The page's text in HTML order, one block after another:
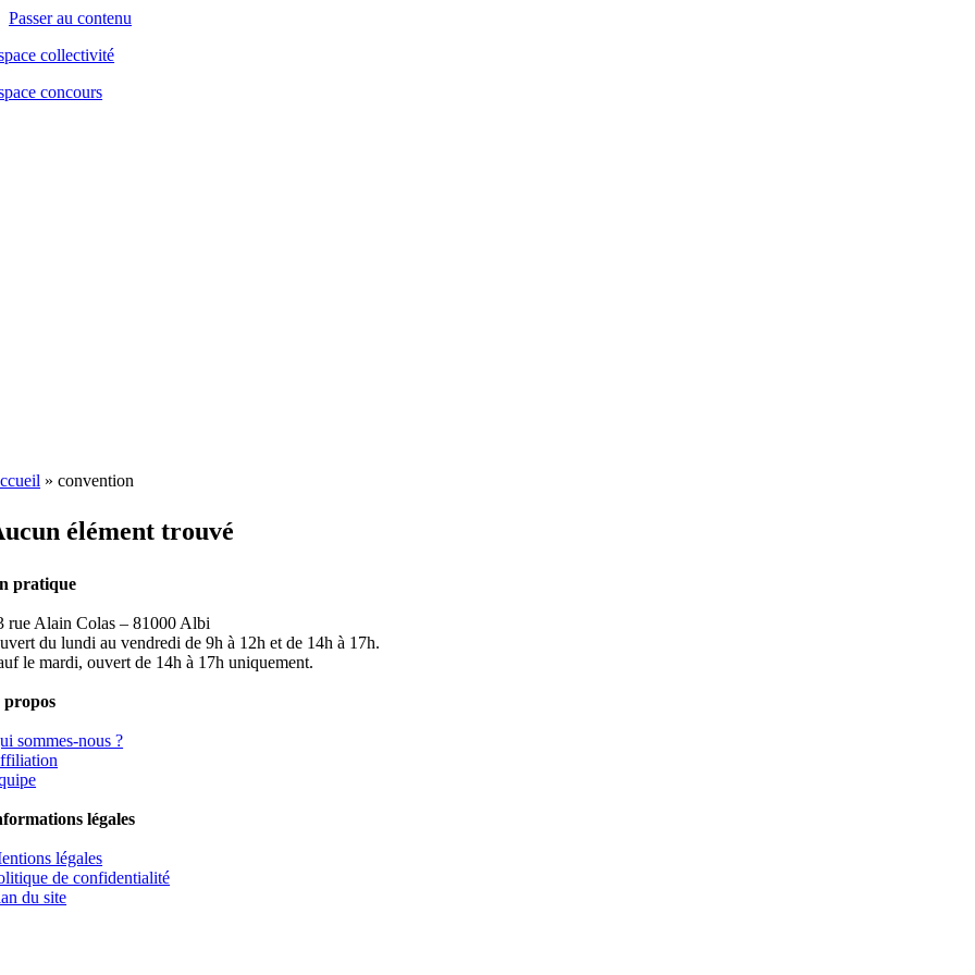
contenu
principal
Passer au contenu
collectivité
concours
»convention
élément trouvé
pratique
rue Alain Colas – 81000 Albi
du lundi au vendredi de 9h à 12h et de 14h à 17h.
le mardi, ouvert de 14h à 17h uniquement.
propos
sommes-nous ?
légales
légales
de confidentialité
du site